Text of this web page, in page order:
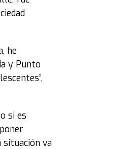
he
y Punto
si es
va